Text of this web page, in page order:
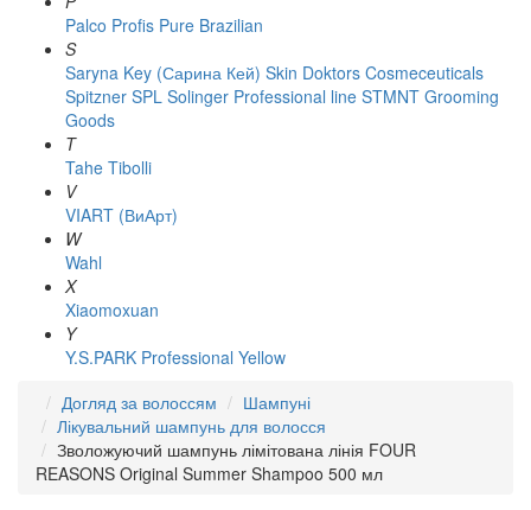
Palco Profis Pure Brazilian
S
Saryna Key (Сарина Кей) Skin Doktors Cosmeceuticals
Spitzner SPL Solinger Professional line STMNT Grooming
Goods
T
Tahe Tibolli
V
VIART (ВиАрт)
W
Wahl
X
Xiaomoxuan
Y
Y.S.PARK Professional Yellow
Догляд за волоссям
Шампуні
Лікувальний шампунь для волосся
Зволожуючий шампунь лімітована лінія FOUR
REASONS Original Summer Shampoo 500 мл